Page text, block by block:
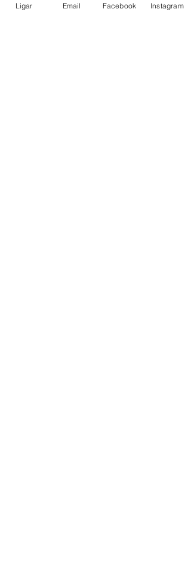
Ligar Email Facebook Instagram